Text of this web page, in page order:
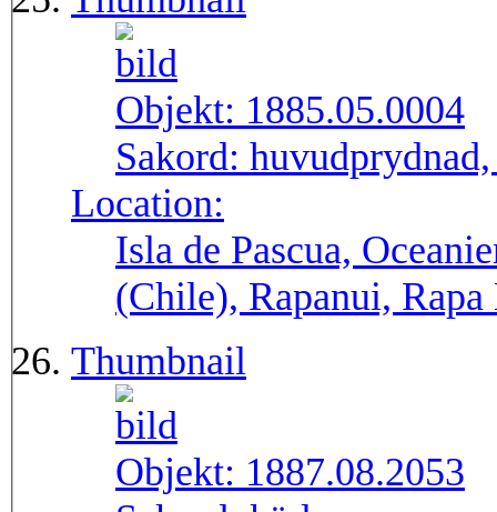
Objekt: 1885.05.0004
Sakord:
Location:
Isla de Pascua,
(Chile), Rapanui,
Thumbnail
Objekt: 1887.08.2053